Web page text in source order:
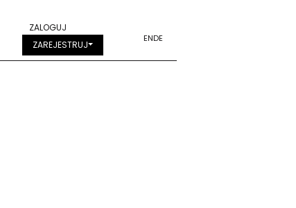
ENDE
ZALOGUJ
ZAREJESTRUJ